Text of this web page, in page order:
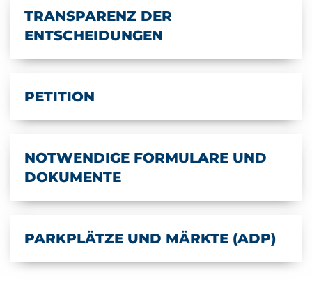
TRANSPARENZ DER
ENTSCHEIDUNGEN
PETITION
NOTWENDIGE FORMULARE UND
DOKUMENTE
PARKPLÄTZE UND MÄRKTE (ADP)